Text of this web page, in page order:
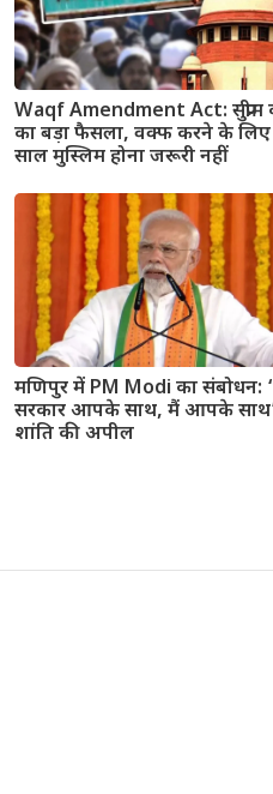
Waqf Amendment Act: सुप्रीम
का बड़ा फैसला, वक्फ करने के लिए
साल मुस्लिम होना जरूरी नहीं
मणिपुर में PM Modi का संबोधन:
सरकार आपके साथ, मैं आपके
शांति की अपील